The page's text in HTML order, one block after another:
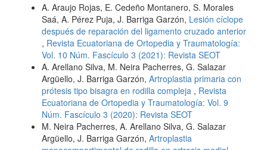
A. Araujo Rojas, E. Cedeño Montanero, S. Morales
Saá, A. Pérez Puja, J. Barriga Garzón, Lesión cíclope
después de reparación del ligamento cruzado anterior
, Revista Ecuatoriana de Ortopedia y Traumatología:
Vol. 10 Núm. Fascículo 3 (2021): Revista SEOT
A. Arellano Silva, M. Neira Pacherres, G. Salazar
Argüello, J. Barriga Garzón, Artroplastia primaria con
prótesis tipo bisagra en rodilla compleja , Revista
Ecuatoriana de Ortopedia y Traumatología: Vol. 9
Núm. Fascículo 3 (2020): Revista SEOT
M. Neira Pacherres, A. Arellano Silva, G. Salazar
Argüello, J. Barriga Garzón, Artroplastia